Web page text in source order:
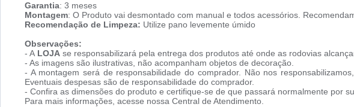
Garantia: 3 meses
Montagem: O Produto vai desmontado com manual e todos acessórios.
Recomendação de Limpeza: Utilize pano levemente úmido
Observações:
- A LOJA se responsabilizará pela entrega dos produtos até onde as rodovias
- As imagens são ilustrativas, não acompanham objetos de decoração.
- A montagem será de responsabilidade do comprador. Não nos
Eventuais despesas são de responsabilidade do comprador.
- Confira as dimensões do produto e certifique-se de que passará normalmente por
Para mais informações, acesse nossa Central de Atendimento.